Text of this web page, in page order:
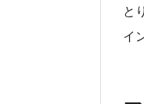
と
イ